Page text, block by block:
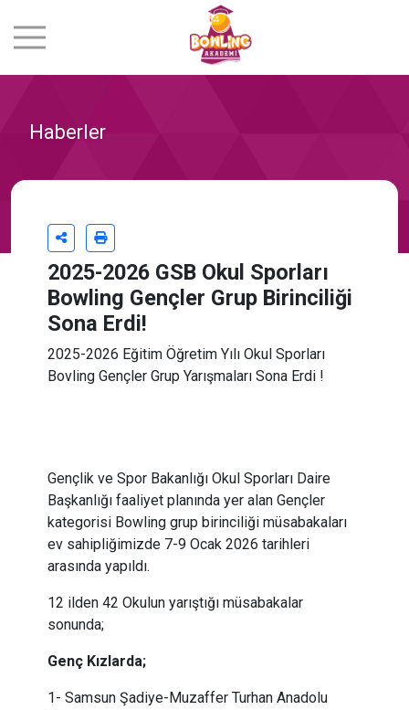
Haberler
2025-2026 GSB Okul Sporları
Bowling Gençler Grup Birinciliği
Sona Erdi!
2025-2026 Eğitim Öğretim Yılı Okul Sporları
Bovling Gençler Grup Yarışmaları Sona Erdi !
Gençlik ve Spor Bakanlığı Okul Sporları Daire
Başkanlığı faaliyet planında yer alan Gençler
kategorisi Bowling grup birinciliği müsabakaları
ev sahipliğimizde 7-9 Ocak 2026 tarihleri
arasında yapıldı.
12 ilden 42 Okulun yarıştığı müsabakalar
sonunda;
Genç Kızlarda;
1- Samsun Şadiye-Muzaffer Turhan Anadolu